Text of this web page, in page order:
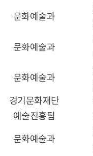
문화예술과
문화예술과
문화예술과
경기문화재단
예술진흥팀
문화예술과